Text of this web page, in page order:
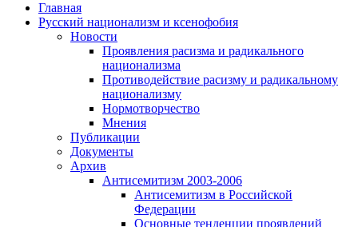
Главная
Русский национализм и ксенофобия
Новости
Проявления расизма и радикального
национализма
Противодействие расизму и радикальному
национализму
Нормотворчество
Мнения
Публикации
Документы
Архив
Антисемитизм 2003-2006
Антисемитизм в Российской
Федерации
Основные тенденции проявлений